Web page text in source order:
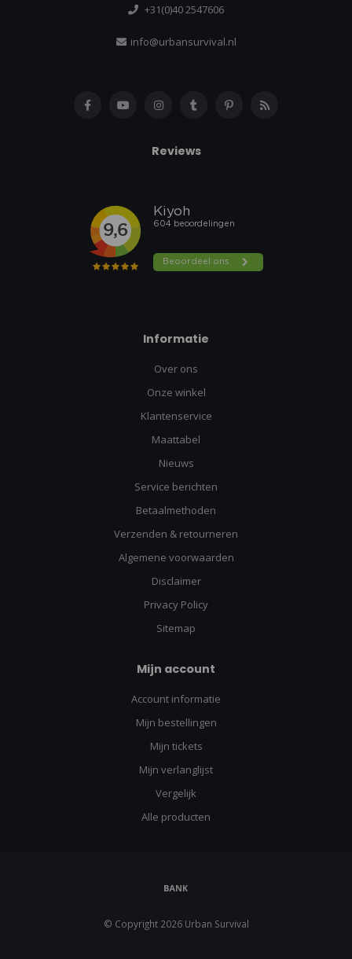
+31(0)40 2547606
info@urbansurvival.nl
Reviews
Informatie
Over ons
Onze winkel
Klantenservice
Maattabel
Nieuws
Service berichten
Betaalmethoden
Verzenden & retourneren
Algemene voorwaarden
Disclaimer
Privacy Policy
Sitemap
Mijn account
Account informatie
Mijn bestellingen
Mijn tickets
Mijn verlanglijst
Vergelijk
Alle producten
© Copyright 2026 Urban Survival